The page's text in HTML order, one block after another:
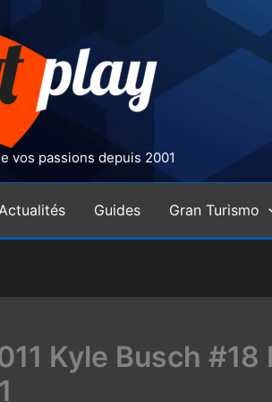
vos passions depuis 2001
Guides Gran Turismo
Kyle Busch #18